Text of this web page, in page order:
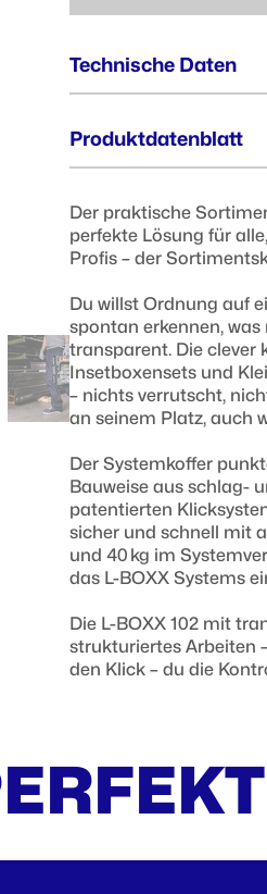
Technische Daten
Außenmaße
445 x 358 x 118
Innenmaße
378 x 313 x 61 mm
Produktdatenblatt
Der praktische
perfekte Lösung für
Profis – der
Du willst Ordnung auf
spontan erkennen, was
transparent. Die clever
Insetboxensets und
– nichts verrutscht,
an seinem Platz, auch
Der Systemkoffer
Bauweise aus schlag-
patentierten
sicher und schnell mit
und 40 kg im
das L-BOXX Systems
Die L-BOXX 102 mit
strukturiertes Arbeiten
den Klick – du die